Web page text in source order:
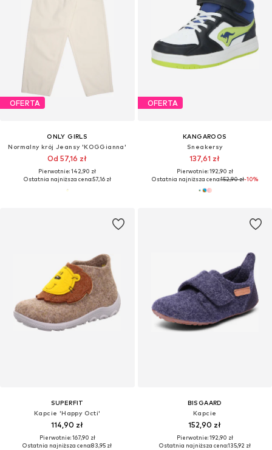
OFERTA
ONLY GIRLS
Normalny krój Jeansy 'KOGGianna'
Od 57,16 zł
Pierwotnie: 142,90 zł
Ostatnia najniższa cena:57,16 zł
OFERTA
KANGAROOS
Sneakersy
137,61 zł
Pierwotnie: 192,90 zł
Ostatnia najniższa cena:152,90 zł-10%
SUPERFIT
Kapcie 'Happy Octi'
114,90 zł
Pierwotnie: 167,90 zł
Ostatnia najniższa cena:83,95 zł
BISGAARD
Kapcie
152,90 zł
Pierwotnie: 192,90 zł
Ostatnia najniższa cena:135,92 zł